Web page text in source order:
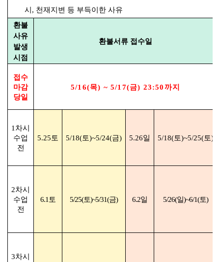
시 , 천재지변 등 부득이한 사유
환불
사유
발생
시점
환불서류 접수일
접수
마감
당일
5/16(목) ~ 5/17(금) 23:50까지
1 차시
수업
전
5.25토 5/18(토)~5/24(금) 5.26일 5/18(토)~5/25(토)
2차시
수업
전
6.1 토 5/25(토)~5/31(금) 6.2일 5/26(일)~6/1(토)
3차시